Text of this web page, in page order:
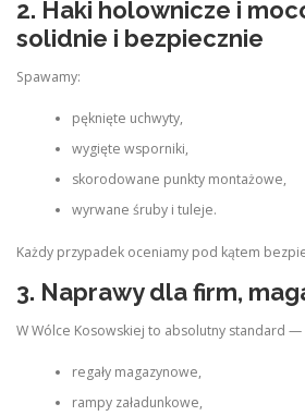
2. Haki holownicze i
solidnie i bezpiecznie
Spawamy:
pęknięte uchwyty,
wygięte wsporniki,
skorodowane punkty montażowe,
wyrwane śruby i tuleje.
Każdy przypadek oceniamy pod kątem
3. Naprawy dla firm,
W Wólce Kosowskiej to absolutny standard —
regały magazynowe,
rampy załadunkowe,